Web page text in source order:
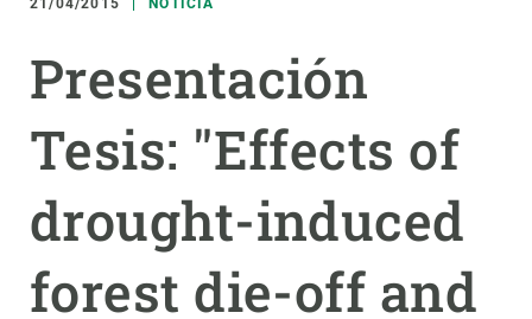
21/04/2015 NOTICIA
Presentación
Tesis: "Effects of
drought-induced
forest die-off and
Responsive
menu
INVESTIGACIÓN
CIENCIA EN ACCIÓN
NOTICIAS Y AGENDA